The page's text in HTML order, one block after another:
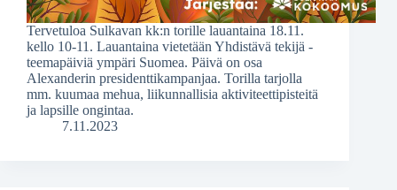
Tervetuloa Sulkavan kk:n torille lauantaina 18.11.
kello 10-11. Lauantaina vietetään Yhdistävä tekijä -
teemapäiviä ympäri Suomea. Päivä on osa
Alexanderin presidenttikampanjaa. Torilla tarjolla
mm. kuumaa mehua, liikunnallisia aktiviteettipisteitä
ja lapsille ongintaa.
7.11.2023